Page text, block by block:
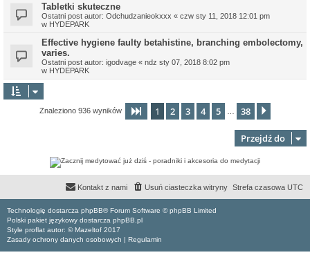
Tabletki skuteczne
Ostatni post autor: Odchudzanieokxxx « czw sty 11, 2018 12:01 pm
w HYDEPARK
Effective hygiene faulty betahistine, branching embolectomy,
varies.
Ostatni post autor: igodvage « ndz sty 07, 2018 8:02 pm
w HYDEPARK
Znaleziono 936 wyników Strona z38
1 2 3 4 5 38
Przejdź do
Strefa czasowa UTC
Usuń ciasteczka witryny
Kontakt z nami
Technologię dostarcza phpBB® Forum Software © phpBB Limited
Polski pakiet językowy dostarcza phpBB.pl
Style proflat autor: ©Mazeltof 2017
Zasady ochrony danych osobowych | Regulamin